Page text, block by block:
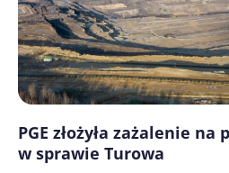
PGE złożyła zażalenie
w sprawie Turowa